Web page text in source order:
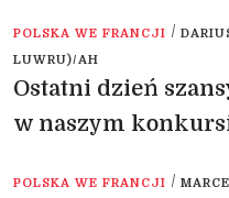
POLSKA WE FRANCJI /
LUWRU)/AH
Ostatni dzień
w naszym
POLSKA WE FRANCJI /